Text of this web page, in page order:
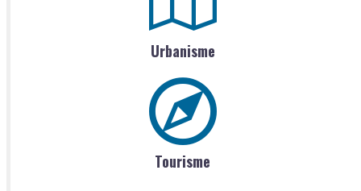
Urbanisme
Tourisme